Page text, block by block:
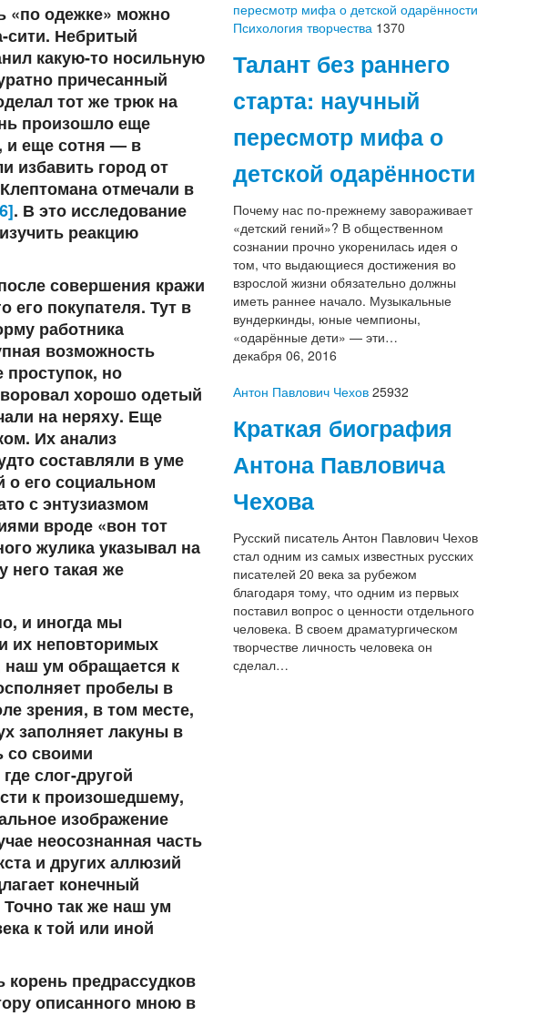
«по одежке» можно
сити. Небритый
какую-то носильную
причесанный
тот же трюк на
произошло еще
и еще сотня — в
избавить город от
отмечали в
. В это исследование
реакцию
совершения кражи
его покупателя. Тут в
работника
возможность
но
хорошо одетый
на неряху. Еще
Их анализ
составляли в уме
о его социальном
с энтузиазмом
вроде «вон тот
жулика указывал на
него такая же
и иногда мы
их неповторимых
наш ум обращается к
пробелы в
зрения, в том месте,
заполняет лакуны в
со своими
слог-другой
к произошедшему,
изображение
неосознанная часть
и других аллюзий
конечный
так же наш ум
к той или иной
корень предрассудков
описанного мною в
Психология творчества 1370
Талант без раннего
старта: научный
пересмотр мифа о
детской одарённости
Почему нас по-прежнему завораживает
«детский гений»? В общественном
сознании прочно укоренилась идея о
том, что выдающиеся достижения во
взрослой жизни обязательно должны
иметь раннее начало. Музыкальные
вундеркинды, юные чемпионы,
«одарённые дети» — эти…
декабря 06, 2016
Антон Павлович Чехов 25932
Краткая биография
Антона Павловича
Чехова
Русский писатель Антон Павлович Чехов
стал одним из самых известных русских
писателей 20 века за рубежом
благодаря тому, что одним из первых
поставил вопрос о ценности отдельного
человека. В своем драматургическом
творчестве личность человека он
сделал…